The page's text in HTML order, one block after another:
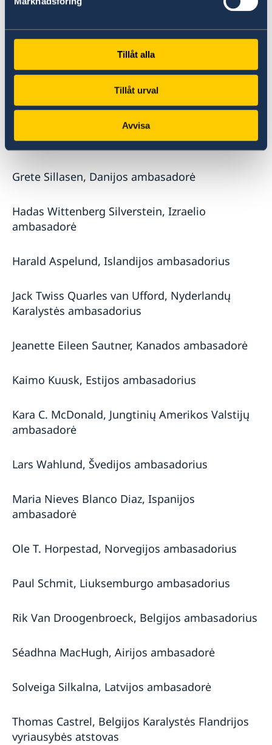
Tillåt alla
Tillåt urval
Avvisa
Brian Olley, Jungtinės Karalystės ambasadorius
Cornelius Zimmermann, Vokietijos
ambasadorius
Emanuele de Maigret, Italijos ambasadorius
Grete Sillasen, Danijos ambasadorė
Hadas Wittenberg Silverstein, Izraelio
ambasadorė
Harald Aspelund, Islandijos ambasadorius
Jack Twiss Quarles van Ufford, Nyderlandų
Karalystės ambasadorius
Jeanette Eileen Sautner, Kanados ambasadorė
Kaimo Kuusk, Estijos ambasadorius
Kara C. McDonald, Jungtinių Amerikos Valstijų
ambasadorė
Lars Wahlund, Švedijos ambasadorius
Maria Nieves Blanco Diaz, Ispanijos
ambasadorė
Ole T. Horpestad, Norvegijos ambasadorius
Paul Schmit, Liuksemburgo ambasadorius
Rik Van Droogenbroeck, Belgijos ambasadorius
Séadhna MacHugh, Airijos ambasadorė
Solveiga Silkalna, Latvijos ambasadorė
Thomas Castrel, Belgijos Karalystės Flandrijos
vyriausybės atstovas